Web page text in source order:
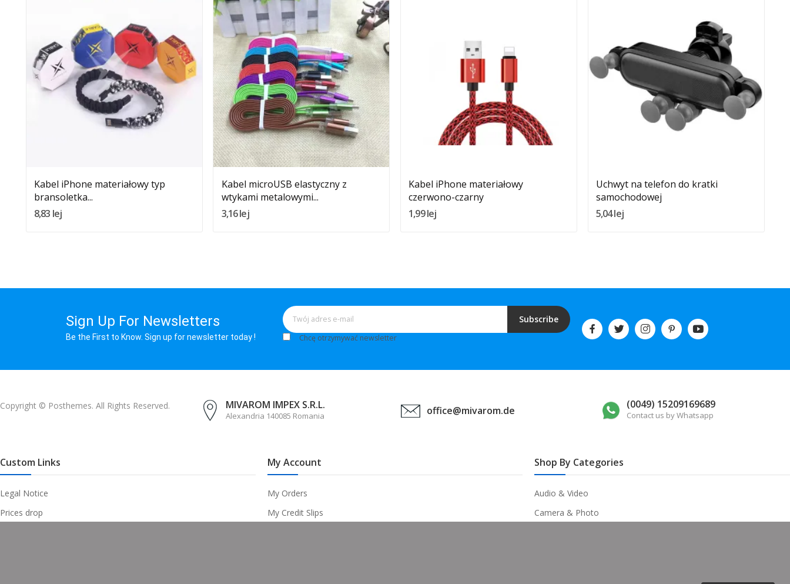
Kabel iPhone materiałowy typ
bransoletka...
8,83 lej
Quantity:
Dodaj Do Koszyka
Kabel microUSB elastyczny z
wtykami metalowymi...
3,16 lej
Quantity:
Dodaj Do Koszyka
Kabel iPhone materiałowy
czerwono-czarny
1,99 lej
Quantity:
Uchwyt na telefon do kratki
samochodowej
5,04 lej
Sign Up For Newsletters
Be the First to Know. Sign up for newsletter today !
Subscribe
Chcę otrzymywać newsletter
Copyright © Posthemes. All Rights Reserved. MIVAROM IMPEX S.R.L.
Alexandria 140085 Romania office@mivarom.de (0049) 15209169689
Contact us by Whatsapp
Custom Links
Legal Notice
Prices drop
My Account
My Orders
My Credit Slips
Shop By Categories
Audio & Video
Camera & Photo